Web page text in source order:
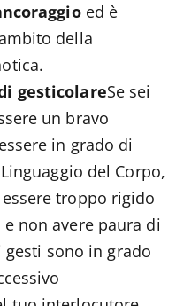
ed è
della
gesticolareSe sei
un bravo
in grado di
del Corpo,
troppo rigido
non avere paura di
sono in grado